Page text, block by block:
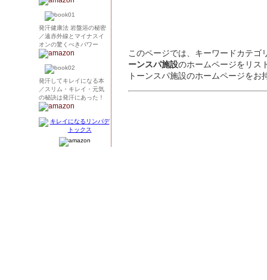
このページでは、キーワードカテゴ
ーンスパ施設のホームページをリス
トーンスパ施設のホームページを
発汗健康法 岩盤浴の秘密
／遠赤外線とマイナスイ
オンの驚くべきパワー
発汗してキレイになる本
／スリム・キレイ・元気
の秘訣は発汗にあった！